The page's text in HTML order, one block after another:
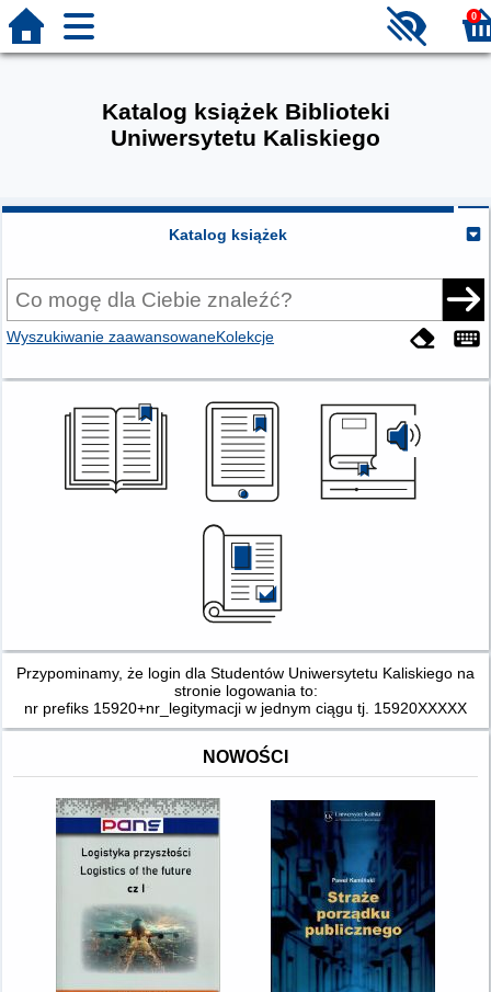
0
Katalog książek Biblioteki
Uniwersytetu Kaliskiego
Katalog książek
Wyszukiwanie zaawansowaneKolekcje
Przypominamy, że login dla Studentów Uniwersytetu Kaliskiego na
stronie logowania to:
nr prefiks 15920+nr_legitymacji w jednym ciągu tj. 15920XXXXX
NOWOŚCI